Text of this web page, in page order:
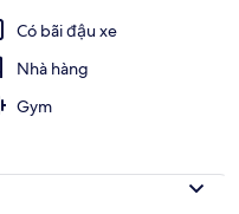
Có bãi đậu xe
Nhà hàng
Gym